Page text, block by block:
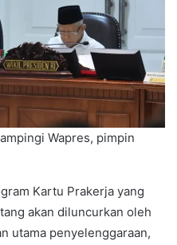
Wapres, pimpin
Kartu Prakerja yang
akan diluncurkan oleh
utama penyelenggaraan,